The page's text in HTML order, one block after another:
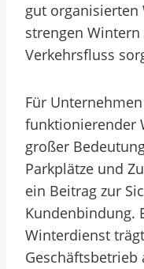
gut organisierten
strengen
Verkehrsfluss
Für
funktionierender
großer
Parkplätze und
ein Beitrag zur
Kundenbindung.
Winterdienst